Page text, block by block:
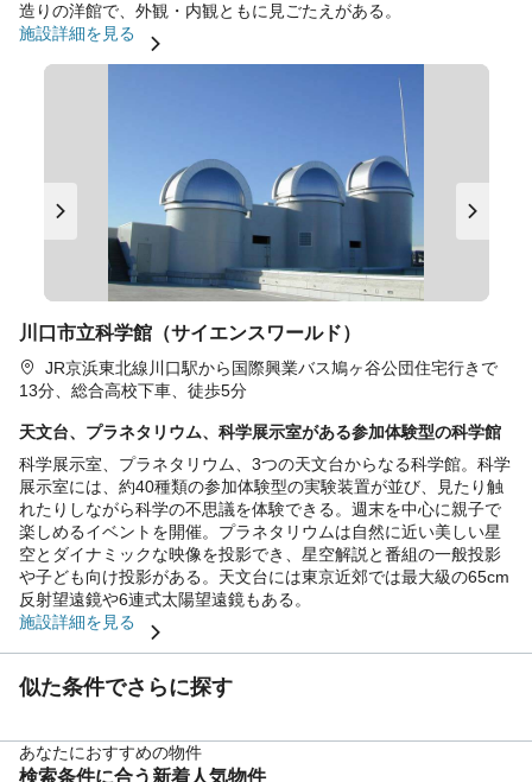
造りの洋館で、外観・内観ともに見ごたえがある。
施設詳細を見る
川口市立科学館（サイエンスワールド）
JR京浜東北線川口駅から国際興業バス鳩ヶ谷公団住宅行きで
13分、総合高校下車、徒歩5分
天文台、プラネタリウム、科学展示室がある参加体験型の科学館
科学展示室、プラネタリウム、3つの天文台からなる科学館。科学
展示室には、約40種類の参加体験型の実験装置が並び、見たり触
れたりしながら科学の不思議を体験できる。週末を中心に親子で
楽しめるイベントを開催。プラネタリウムは自然に近い美しい星
空とダイナミックな映像を投影でき、星空解説と番組の一般投影
や子ども向け投影がある。天文台には東京近郊では最大級の65cm
反射望遠鏡や6連式太陽望遠鏡もある。
施設詳細を見る
似た条件でさらに探す
あなたにおすすめの物件
検索条件に合う新着人気物件